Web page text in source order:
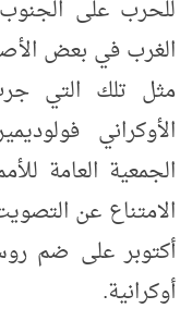
للحرب على الجنوب
الغرب في بعض
مثل تلك التي
الأوكراني
الجمعية العامة
الامتناع عن
أكتوبر على ضم
أوكرانية.